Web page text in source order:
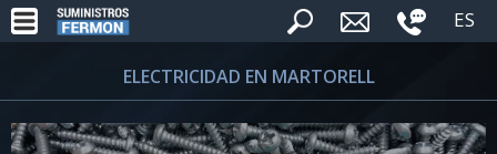
ES
ELECTRICIDAD EN MARTORELL